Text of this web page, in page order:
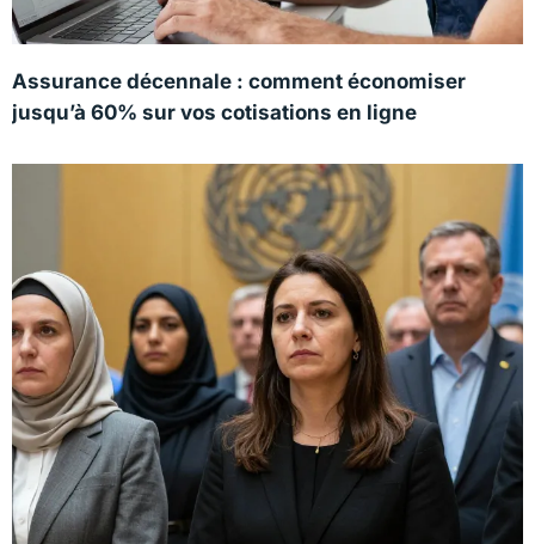
Assurance décennale : comment économiser
jusqu’à 60% sur vos cotisations en ligne